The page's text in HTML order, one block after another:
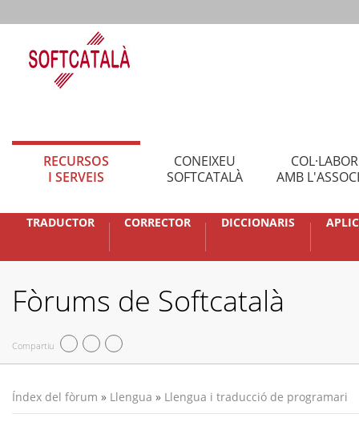
RECURSOS
I SERVEIS
CONEIXEU
SOFTCATALÀ
AMB
TRADUCTOR CORRECTOR DICCIONARIS
Fòrums de Softcatalà
Compartiu
Índex del fòrum » Llengua » Llengua i traducció de programari